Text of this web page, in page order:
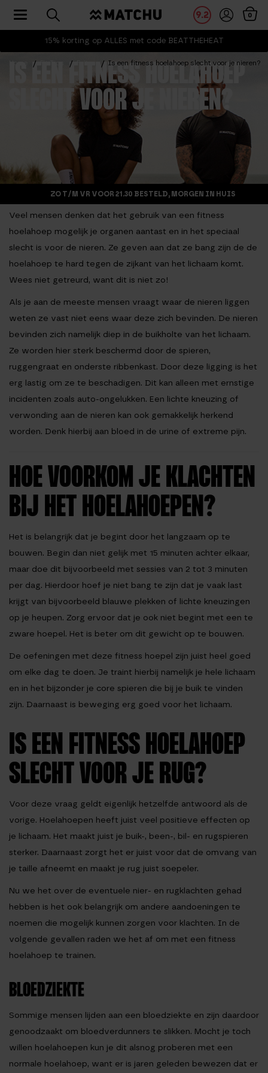
15% korting op ALLES met code BEATTHEHEAT
9.2 0
Toggle navigation
Is een fitness hoelahoep slecht voor je nieren?
IS EEN FITNESS HOELAHOEP
SLECHT VOOR JE NIEREN?
ZO T/M VR VOOR 21.30 BESTELD, MORGEN IN HUIS
Veel mensen denken dat het gebruik van een fitness
hoelahoep mogelijk je organen aantast en in het speciaal
slecht is voor de nieren. Ze geven aan dat ze bang zijn de de
hoelahoep te hard tegen de zijkant van het lichaam komt.
Wees niet getreurd, want dit is niet zo!
Als je aan de meeste mensen vraagt waar de nieren liggen
weten ze vast niet eens waar deze zich bevinden. De nieren
bevinden zich namelijk diep in de buikholte van het lichaam.
Ze worden hier sterk beschermd door de spieren,
ruggengraat en onderste ribbenkast. Door deze ligging is het
erg lastig om ze te beschadigen. Dit kan alleen met ernstige
incidenten zoals auto-ongelukken. Een lichte kneuzing of
verwonding aan de nieren kan ook gemakkelijk herkend
worden. Denk hierbij aan bloed in de urine of extreme pijn.
HOE VOORKOM JE KLACHTEN
BIJ HET HOELAHOEPEN?
Het is belangrijk dat je begint door het langzaam op te
bouwen. Begin dan niet gelijk met 15 minuten achter elkaar,
maar doe dit bijvoorbeeld met sessies van 2 tot 3 minuten
per dag. Hierdoor hoef je niet bang te zijn dat je vaak last
krijgt van bijvoorbeeld blauwe plekken of lichte kneuzingen
op je heupen. Zorg ervoor dat je ook niet begint met een te
zware hoepel. Het is beter om dit gewicht op te bouwen.
De oefeningen met deze fitness hoepel zijn juist heel goed
om elke dag te doen. Je traint hierbij namelijk je hele lichaam
en in het bijzonder je core spieren die bij je buik te vinden
zijn. Daarnaast is beweging erg goed voor het lichaam.
IS EEN FITNESS HOELAHOEP
SLECHT VOOR JE RUG?
Voor deze vraag geldt eigenlijk hetzelfde antwoord als de
vorige. Hoelahoepen heeft juist veel positieve effecten op
je lichaam. Het maakt juist je buik-, been-, bil- en rugspieren
sterker. Daarnaast zorgt het er juist voor dat de omvang van
je taille afneemt en maakt je rug juist soepeler.
Nu we het over de eventuele nier- en rugklachten gehad
hebben is het ook belangrijk om andere aandoeningen te
noemen die mogelijk kunnen zorgen voor klachten. In de
volgende gevallen raden we het af om met een fitness
hoelahoep te trainen.
BLOEDZIEKTE
Sommige mensen lijden aan een bloedziekte en zijn daardoor
genoodzaakt om bloedverdunners te slikken. Mocht je toch
willen hoelahoepen kun je dit alsnog proberen met een
normale hoelahoep, want er is jaren geleden bewezen dat er